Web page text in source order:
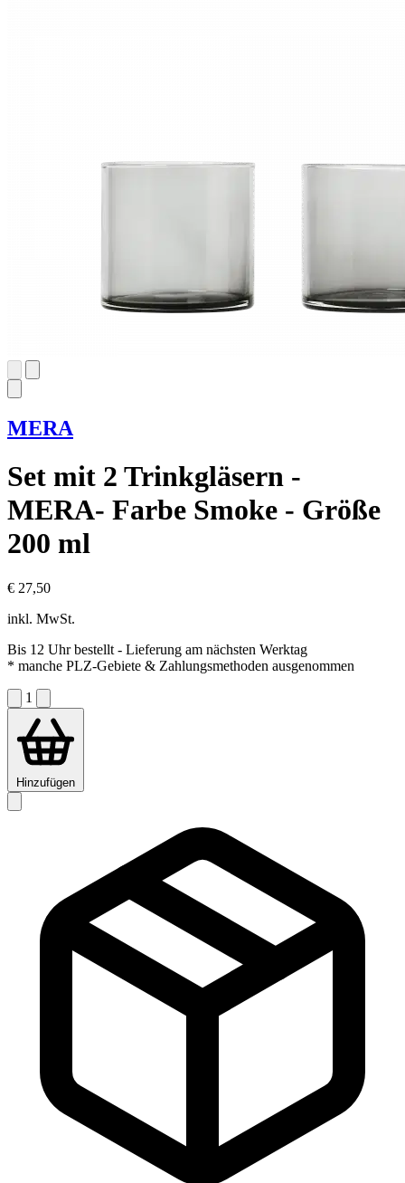
MERA
Set mit 2 Trinkgläsern -
MERA- Farbe Smoke - Größe
200 ml
€ 27,50
inkl. MwSt.
Bis 12 Uhr bestellt - Lieferung am nächsten Werktag
* manche PLZ-Gebiete & Zahlungsmethoden ausgenommen
1
Hinzufügen